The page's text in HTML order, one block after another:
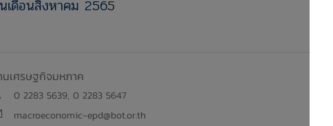
เดือนสิงหาคม 2565
นเศรษฐกิจมหภาค
0 2283 5639, 0 2283 5647
macroeconomic-epd@bot.or.th